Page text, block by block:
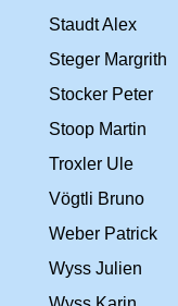
Staudt Alex
Steger Margrith
Stocker Peter
Stoop Martin
Troxler Ule
Vögtli Bruno
Weber Patrick
Wyss Julien